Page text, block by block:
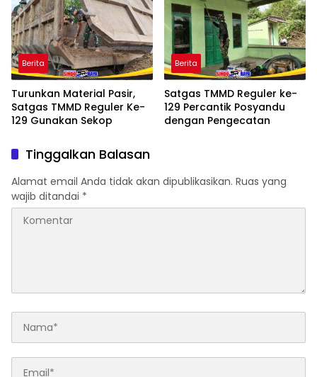
Berita
Turunkan Material Pasir,
Satgas TMMD Reguler Ke-
129 Gunakan Sekop
Berita
Satgas TMMD Reguler ke-
129 Percantik Posyandu
dengan Pengecatan
Tinggalkan Balasan
Alamat email Anda tidak akan dipublikasikan. Ruas yang
wajib ditandai *